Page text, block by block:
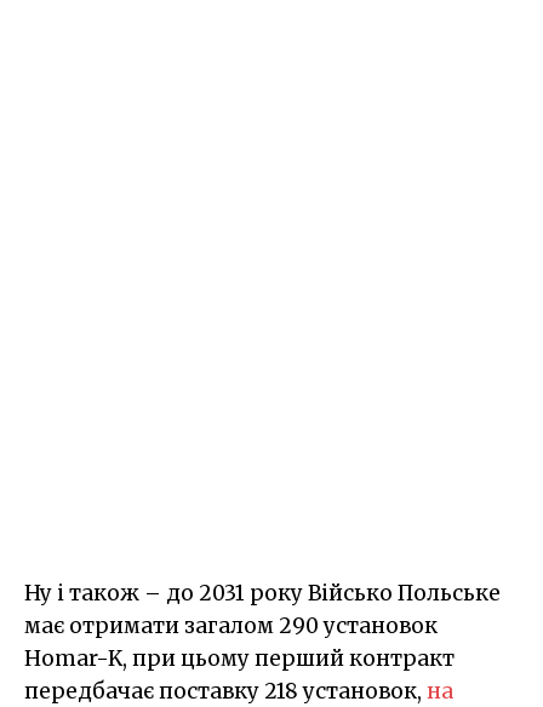
Ну і також – до 2031 року Військо Польське
має отримати загалом 290 установок
Homar-K, при цьому перший контракт
передбачає поставку 218 установок, на